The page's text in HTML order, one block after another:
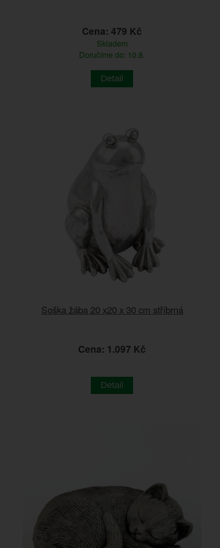
Cena: 479 Kč
Skladem
Doručíme do: 10.8.
Detail
Soška žába 20 x20 x 30 cm stříbrná
Cena: 1.097 Kč
Detail